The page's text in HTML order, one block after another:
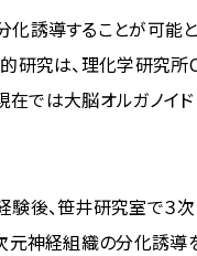
誘導することが可能
研究は、理化学研究
では大脳オルガノイ
後、笹井研究室で３
元神経組織の分化誘導